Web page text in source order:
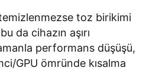
toz birikimi
da cihazın aşırı
performans düşüşü,
GPU ömründe kısalma